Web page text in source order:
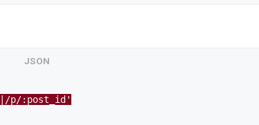
p/:post_id'